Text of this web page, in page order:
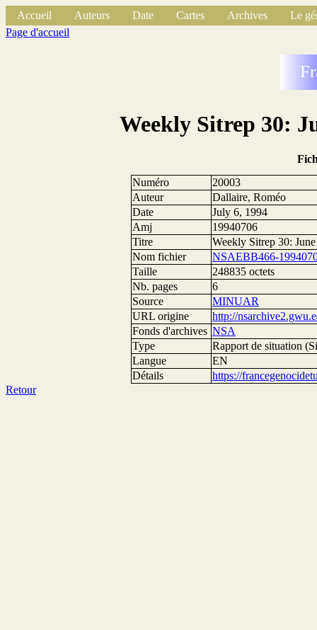
Accueil Auteurs Date Cartes Archives
Le
Page d'accueil
Weekly Sitrep 30:
Numéro
20003
Auteur
Dallaire, Roméo
Date
July 6, 1994
Amj
19940706
Titre
Weekly Sitrep 30:
Nom fichier
NSAEBB466-
Taille
248835 octets
Nb. pages
6
Source
MINUAR
URL origine
http://
Fonds d'archives NSA
Type
Rapport de situation
Langue
EN
Détails
https://
Retour